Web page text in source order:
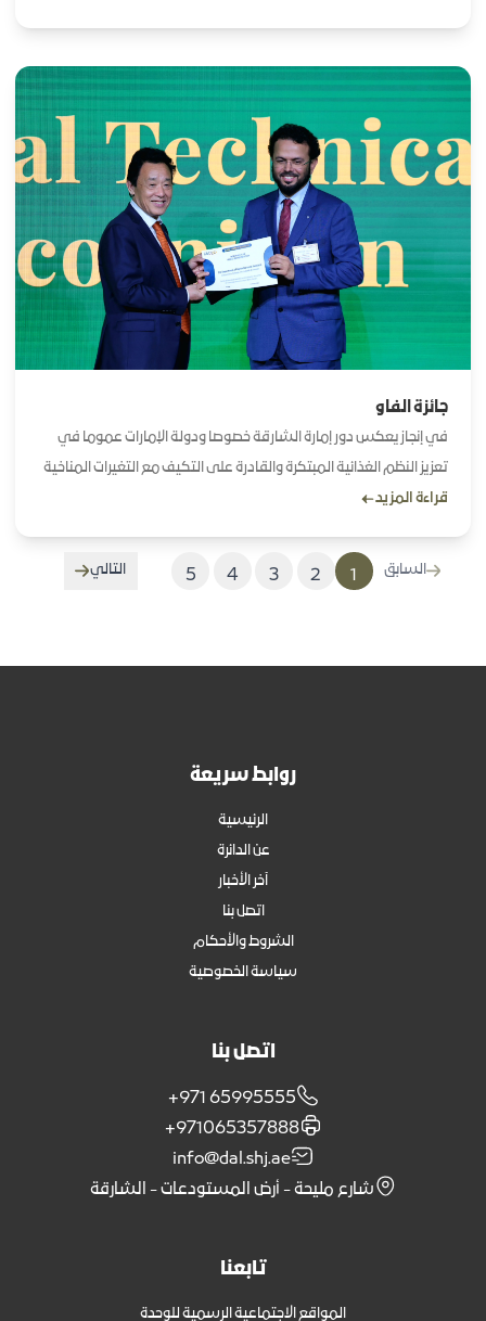
جائزة الفاو
في إنجاز يعكس دور إمارة الشارقة خصوصا ودولة الإمارات عموما في
تعزيز النظم الغذائية المبتكرة والقادرة على التكيف مع التغيرات المناخية
حازت دائرة الزراعة والثروة الحيوانية جائزة منظمة الأغذية والزراعة للأمم
المستدامة عن ممارسات الزراعة للقمح بمنطقة مليحة
قراءة المزيد
السابق 1
2
3
4
5 التالي
روابط سريعة
الرئيسية
عن الدائرة
آخر الأخبار
اتصل بنا
الشروط والأحكام
سياسة الخصوصية
اتصل بنا
+971 65995555
+971065357888
info@dal.shj.ae
شارع مليحة - أرض المستودعات - الشارقة
تابعنا
المواقع الاجتماعية الرسمية للوحدة